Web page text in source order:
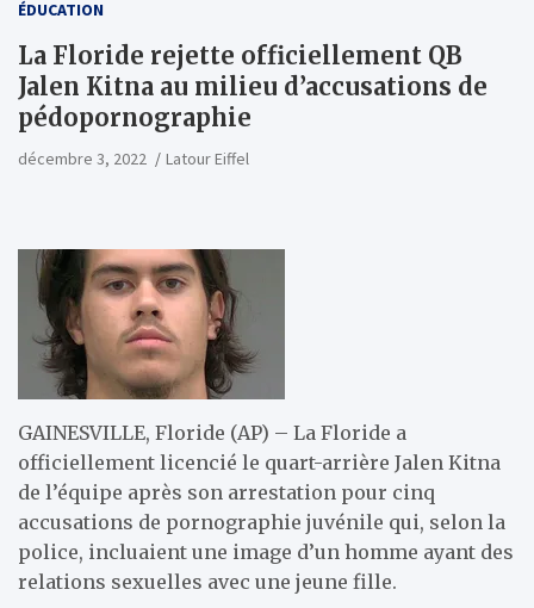
ÉDUCATION
La Floride rejette officiellement QB
Jalen Kitna au milieu d’accusations de
pédopornographie
décembre 3, 2022 Latour Eiffel
GAINESVILLE, Floride (AP) – La Floride a
officiellement licencié le quart-arrière Jalen Kitna
de l’équipe après son arrestation pour cinq
accusations de pornographie juvénile qui, selon la
police, incluaient une image d’un homme ayant des
relations sexuelles avec une jeune fille.